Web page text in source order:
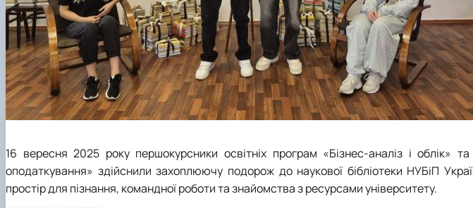
16 вересня 2025 року першокурсники освітніх програм «Бізнес-аналіз і облік»
оподаткування» здійснили захоплюючу подорож до наукової бібліотеки НУБіП
простір для пізнання, командної роботи та знайомства з ресурсами університету.